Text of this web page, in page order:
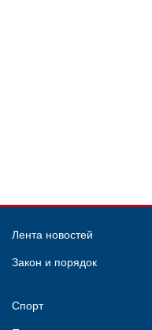
Лента новостей
Закон и порядок
Спорт